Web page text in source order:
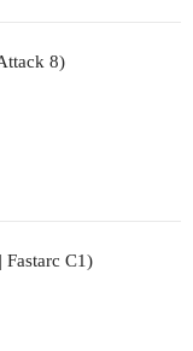
8)
C1)